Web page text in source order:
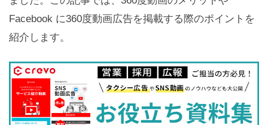
Facebook に360度動画広告を掲載する際のポイントを
紹介します。